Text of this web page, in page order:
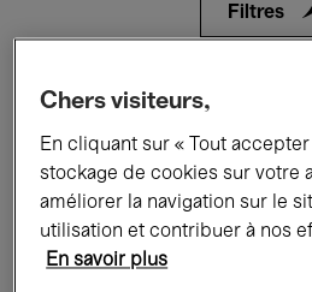
Filtres
Tous les événements
Expositions Films
Rencontres & Débats
Musique classique
Chers visiteurs,
En cliquant sur « Tout
stockage de cookies sur votre
améliorer la navigation sur le
utilisation et contribuer à nos
En savoir plus